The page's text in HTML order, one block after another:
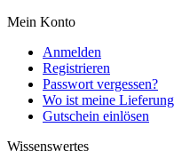
Mein Konto
Anmelden
Registrieren
Passwort vergessen?
Wo ist meine
Gutschein einlösen
Wissenswertes